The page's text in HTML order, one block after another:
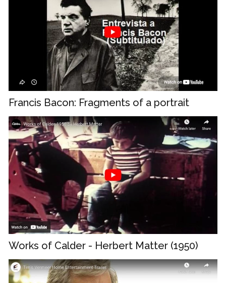
Francis Bacon: Fragments of a portrait
Works of Calder - Herbert Matter (1950)